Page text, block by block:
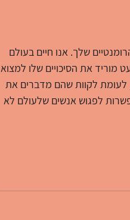
שלך. אנו חיים בעולם
את הסיכויים שלו למצוא
לקוות שהם מדברים את
לפגוש אנשים שלעולם לא